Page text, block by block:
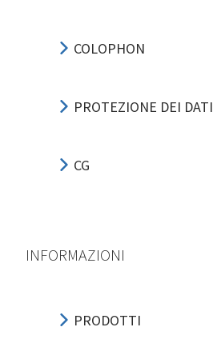
COLOPHON
PROTEZIONE DEI DATI
CG
INFORMAZIONI
PRODOTTI